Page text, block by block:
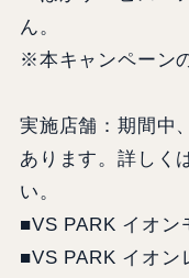
ん。
※本キャンペーン
実施店舗：期間中
あります。詳しく
い。
■VS PARK イオ
■VS PARK イオ